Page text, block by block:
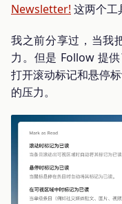
Newsletter! 这两个工
我之前分享过，当我
力。但是 Follow 提
打开滚动标记和悬停
的压力。